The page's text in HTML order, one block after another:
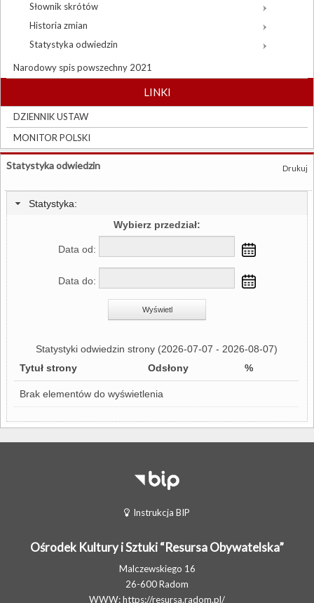
Słownik skrótów
Historia zmian
Statystyka odwiedzin
Narodowy spis powszechny 2021
LINKI
DZIENNIK USTAW
MONITOR POLSKI
Drukuj
Statystyka odwiedzin
Statystyka:
Wybierz przedział:
Data od:
Data do:
Statystyki odwiedzin strony (2026-07-07 - 2026-08-07)
Tytuł strony
Odsłony %
Brak elementów do wyświetlenia
Instrukcja BIP
Ośrodek Kultury i Sztuki “Resursa Obywatelska”
Malczewskiego 16
26-600 Radom
WWW:https://resursa.radom.pl/